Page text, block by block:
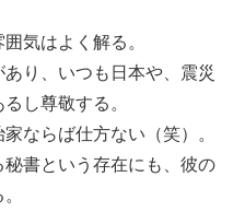
気はよく解る。
り、いつも日本や、震災
し尊敬する。
ならば仕方ない（笑）。
書という存在にも、彼の